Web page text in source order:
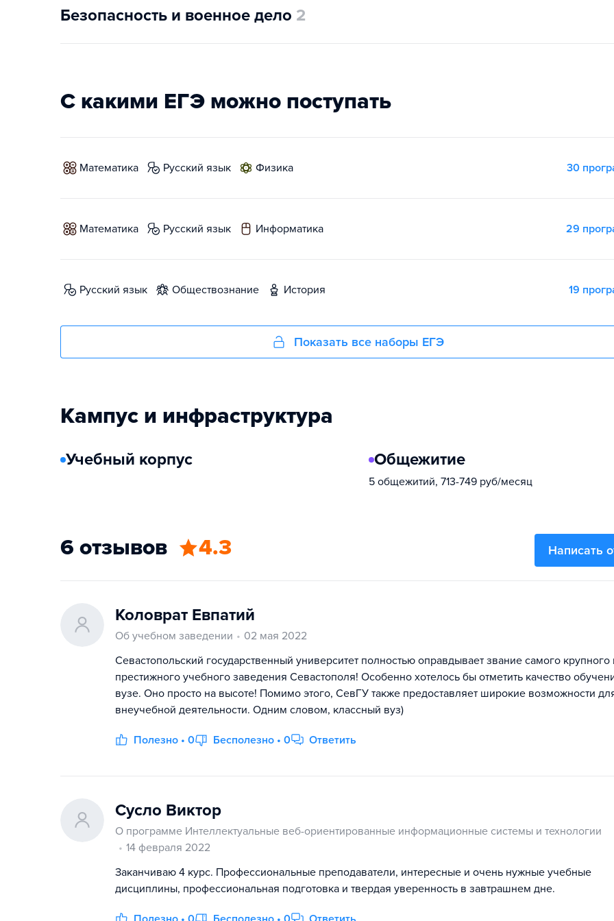
Безопасность и военное дело 2
С какими ЕГЭ можно поступать
математика русский язык физика 30
математика русский язык информатика 29
русский язык обществознание история 19
Показать все наборы ЕГЭ
Кампус и инфраструктура
Учебный корпус Общежитие
5 общежитий, 713-749 руб/месяц
6 отзывов 4.3 Написать
Коловрат Евпатий
Об учебном заведении
02 мая 2022
Севастопольский государственный университет полностью оправдывает звание самого крупного
престижного учебного заведения Севастополя! Особенно хотелось бы отметить качество
вузе. Оно просто на высоте! Помимо этого, СевГУ также предоставляет широкие возможности
внеучебной деятельности. Одним словом, классный вуз)
Полезно • 0 Бесполезно • 0 Ответить
Сусло Виктор
О программе Интеллектуальные веб-ориентированные информационные системы и технологии
14 февраля 2022
Заканчиваю 4 курс. Профессиональные преподаватели, интересные и очень нужные учебные
дисциплины, профессиональная подготовка и твердая уверенность в завтрашнем дне.